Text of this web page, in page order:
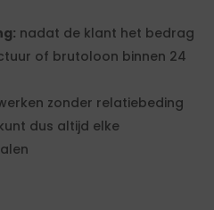
nadat de klant het bedrag
of brutoloon binnen 24
zonder relatiebeding
dus altijd elke